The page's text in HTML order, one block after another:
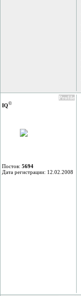
Profile
IQ©
Постов: 5694
Дата регистрации: 12.02.2008